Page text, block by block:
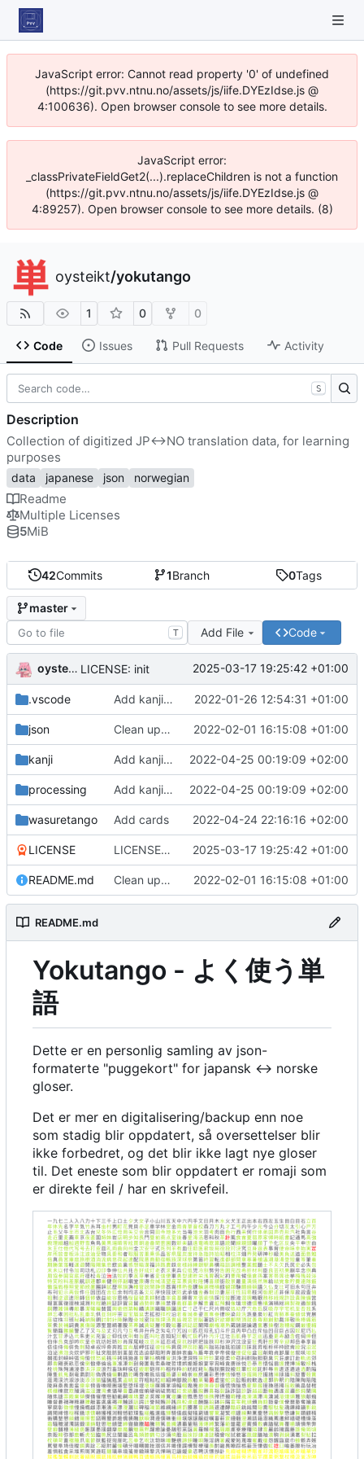
JavaScript error: Cannot read property '0' of undefined
(https://git.pvv.ntnu.no/assets/js/iife.DYEzIdse.js @
4:100636). Open browser console to see more details.
JavaScript error:
_classPrivateFieldGet2(...).replaceChildren is not a function
(https://git.pvv.ntnu.no/assets/js/iife.DYEzIdse.js @
4:89257). Open browser console to see more details. (8)
oysteikt/yokutango
1 0 0
Code Issues Pull Requests Activity
42Commits 1Branch 0Tags
master
T Add File Code
oysteikt LICENSE: init 2025-03-17 19:25:42 +01:00
.vscode Add kanji cards 2022-01-26 12:54:31 +01:00
json Clean up cards, and add some scripts 2022-02-01 16:15:08 +01:00
kanji Add kanji cards 2022-04-25 00:19:09 +02:00
processing Add kanji cards 2022-04-25 00:19:09 +02:00
wasuretango Add cards 2022-04-24 22:16:16 +02:00
LICENSE LICENSE: init 2025-03-17 19:25:42 +01:00
README.md Clean up cards, and add some scripts 2022-02-01 16:15:08 +01:00
README.md
Yokutango - よく使う単
語
Dette er en personlig samling av json-
formaterte "puggekort" for japansk ↔ norske
gloser.
Det er mer en digitalisering/backup enn noe
som stadig blir oppdatert, så oversettelser blir
ikke forbedret, og det blir ikke lagt nye gloser
til. Det eneste som blir oppdatert er romaji som
er direkte feil / har en skrivefeil.
S
Description
Collection of digitized JP<->NO translation data, for learning
purposes
data japanese json norwegian
Readme
Multiple Licenses
5MiB